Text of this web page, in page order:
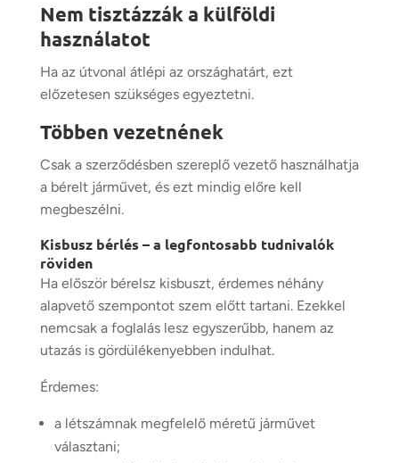
Nem tisztázzák a külföldi
használatot
Ha az útvonal átlépi az országhatárt, ezt
előzetesen szükséges egyeztetni.
Többen vezetnének
Csak a szerződésben szereplő vezető használhatja
a bérelt járművet, és ezt mindig előre kell
megbeszélni.
Kisbusz bérlés – a legfontosabb tudnivalók
röviden
Ha először bérelsz kisbuszt, érdemes néhány
alapvető szempontot szem előtt tartani. Ezekkel
nemcsak a foglalás lesz egyszerűbb, hanem az
utazás is gördülékenyebben indulhat.
Érdemes:
a létszámnak megfelelő méretű járművet
választani;